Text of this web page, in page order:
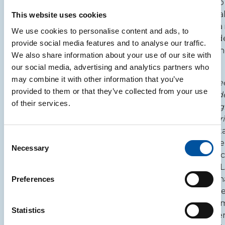
This website uses cookies
We use cookies to personalise content and ads, to
provide social media features and to analyse our traffic.
We also share information about your use of our site with
our social media, advertising and analytics partners who
may combine it with other information that you’ve
provided to them or that they’ve collected from your use
of their services.
Selection
Necessary
Preferences
Statistics
circolare.
A parlarne presso
lo stand di CONAI
al padiglione 14
dell’area D40-
C39 saranno gli
esperti di LCA e
eco-design di Life
e di consulenza
sostenibilità
performance
ambientali dei
loro imballaggi.
“Pensare
Futuro” è un
progetto di
CONAI per
Le Linee guida sono
realizzate assieme
principali Università
attive sui temi del
con la
Consorzi di Filiera.
A parlare delle
per la facilitazione
attività di riciclo
imballaggi in
presso lo
CONAI al padiglione
dell’area D40-C39,
saranno la Prof.ssa
Badalucco
scientifico del
Design per
Circolare